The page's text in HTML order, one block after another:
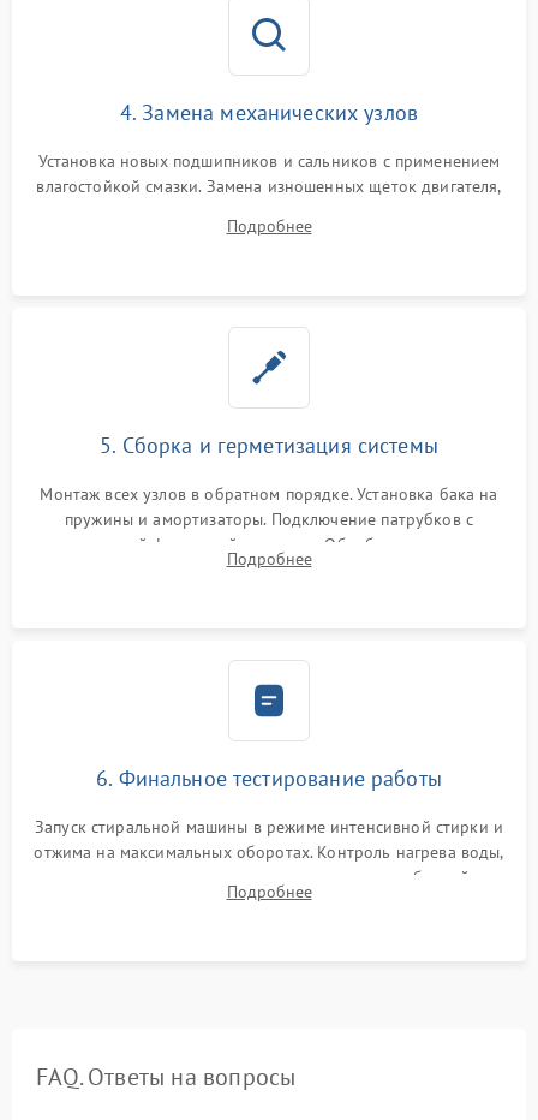
4. Замена механических узлов
Установка новых подшипников и сальников с применением
влагостойкой смазки. Замена изношенных щеток двигателя,
или поврежденной резиновой манжеты.
Подробнее
5. Сборка и герметизация системы
Монтаж всех узлов в обратном порядке. Установка бака на
пружины и амортизаторы. Подключение патрубков с
надежной фиксацией хомутами. Обработка стыков
герметиком для предотвращения возможных протечек воды.
Подробнее
6. Финальное тестирование работы
Запуск стиральной машины в режиме интенсивной стирки и
отжима на максимальных оборотах. Контроль нагрева воды,
корректности слива, отсутствия излишних вибраций,
посторонних стуков и протечек под корпусом.
Подробнее
FAQ. Ответы на вопросы